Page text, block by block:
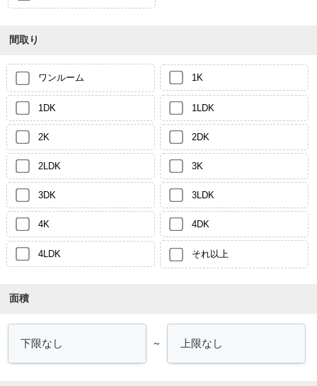
間取り
ワンルーム 1K
1DK 1LDK
2K 2DK
2LDK 3K
3DK 3LDK
4K 4DK
4LDK それ以上
面積
～